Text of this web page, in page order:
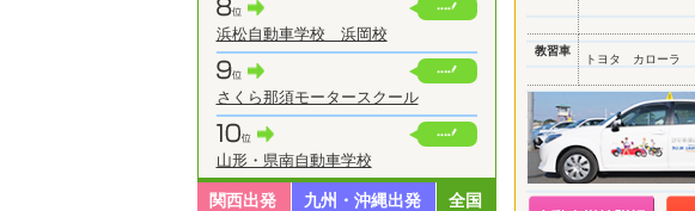
浜松自動車学校 浜岡校
さくら那須モータースクール
山形・県南自動車学校
関西出発 九州・沖縄出発 全国
教習車
トヨタ カローラ